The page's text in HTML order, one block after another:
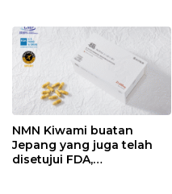
NMN Kiwami buatan
Jepang yang juga telah
disetujui FDA,